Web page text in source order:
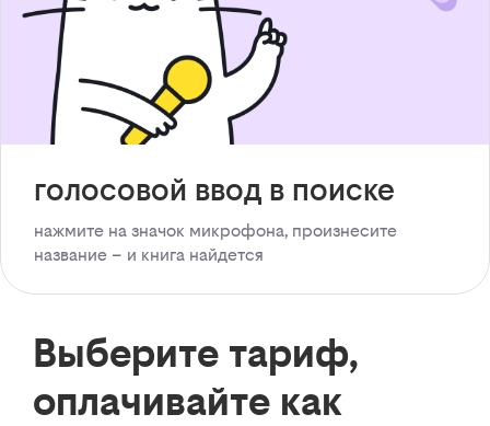
голосовой ввод в поиске
нажмите на значок микрофона, произнесите
название – и книга найдется
Выберите тариф,
оплачивайте как